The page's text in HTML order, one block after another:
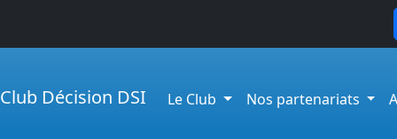
Club Décision DSI Le Club Nos partenariats